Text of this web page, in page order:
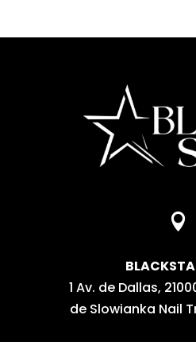

1 Av. de Dallas,
de Slowianka Nail